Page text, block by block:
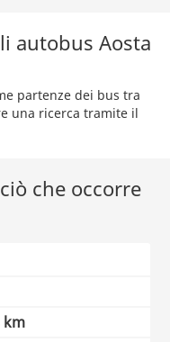
autobus Aosta
partenze dei bus tra
una ricerca tramite il
che occorre
km